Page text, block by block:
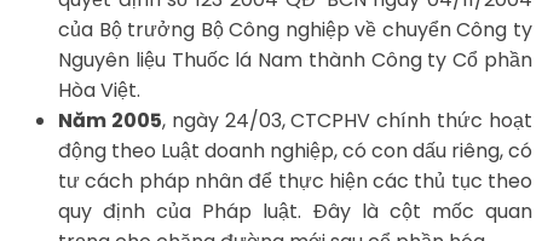
của Bộ trưởng Bộ Công nghiệp về chuyển Công ty
Nguyên liệu Thuốc lá Nam thành Công ty Cổ phần
Hòa Việt.
Năm 2005, ngày 24/03, CTCPHV chính thức hoạt
động theo Luật doanh nghiệp, có con dấu riêng, có
tư cách pháp nhân để thực hiện các thủ tục theo
quy định của Pháp luật. Đây là cột mốc quan